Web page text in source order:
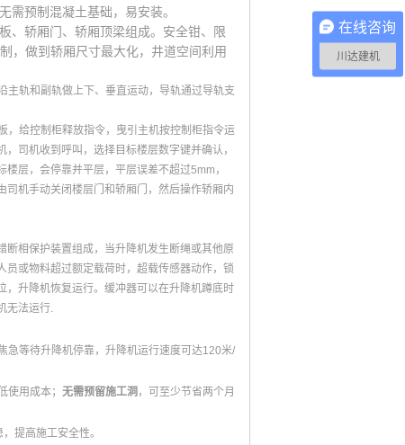
需预制混凝土基础，易安装。
、轿厢门、轿厢顶梁组成。安全钳、限
，做到轿厢尺寸最大化，井道空间利用
主轨和副轨做上下、垂直运动，导轨通过导轨支
，给控制柜释放指令，曳引主机按控制柜指令运
司机收到呼叫，选择目标楼层数字键并确认，
层，会停靠并平层，平层误差不超过5mm，
机手动关闭楼层门和轿厢门，然后操作轿厢内
断相保护装置组成，当升降机发生断绳或其他原
或物料超过额定载荷时，超载传感器动作，锁
，升降机恢复运行。缓冲器可以在升降机蹲底时
无法运行.
急等待升降机停靠，升降机运行速度可达120米/
使用成本； 无需预留施工洞 ，可至少节省两个月
提高施工安全性。
在线咨询
川达建机